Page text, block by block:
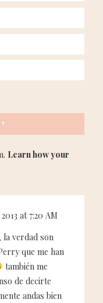
Learn how your
at 7:20 AM
la verdad son
que me han
también me
de decirte
andas bien